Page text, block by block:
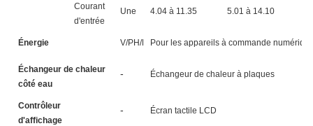
Courant
d'entrée
Une 4.04 à 11.35 5.01 à 14.10
Énergie V/PH/HZPour les appareils à commande
Échangeur de chaleur
côté eau
- Échangeur de chaleur à plaques
Contrôleur
d'affichage
- Écran tactile LCD